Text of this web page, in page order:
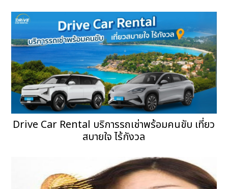
Drive Car Rental บริการรถเช่าพร้อมคนขับ เที่ยว
สบายใจ ไร้กังวล